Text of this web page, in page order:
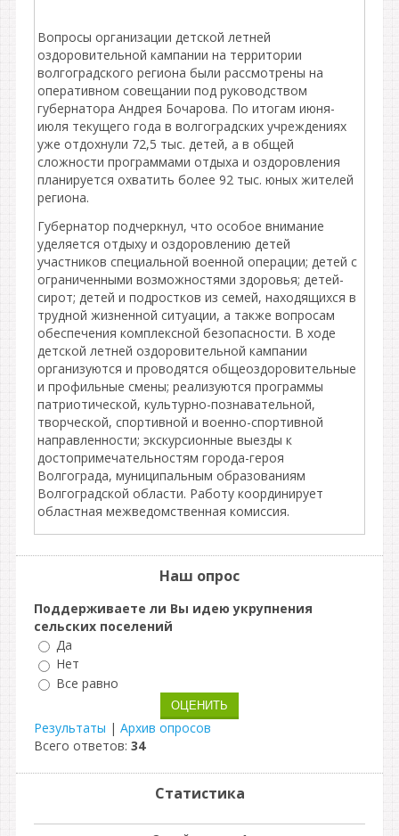
Вопросы организации детской летней
оздоровительной кампании на территории
волгоградского региона были рассмотрены на
оперативном совещании под руководством
губернатора Андрея Бочарова. По итогам июня-
июля текущего года в волгоградских учреждениях
уже отдохнули 72,5 тыс. детей, а в общей
сложности программами отдыха и оздоровления
планируется охватить более 92 тыс. юных жителей
региона.
Губернатор подчеркнул, что особое внимание
уделяется отдыху и оздоровлению детей
участников специальной военной операции; детей с
ограниченными возможностями здоровья; детей-
сирот; детей и подростков из семей, находящихся в
трудной жизненной ситуации, а также вопросам
обеспечения комплексной безопасности. В ходе
детской летней оздоровительной кампании
организуются и проводятся общеоздоровительные
и профильные смены; реализуются программы
патриотической, культурно-познавательной,
творческой, спортивной и военно-спортивной
направленности; экскурсионные выезды к
достопримечательностям города-героя
Волгограда, муниципальным образованиям
Волгоградской области. Работу координирует
областная межведомственная комиссия.
Наш опрос
Поддерживаете ли Вы идею укрупнения
сельских поселений
Да
Нет
Все равно
Результаты | Архив опросов
Всего ответов: 34
Статистика